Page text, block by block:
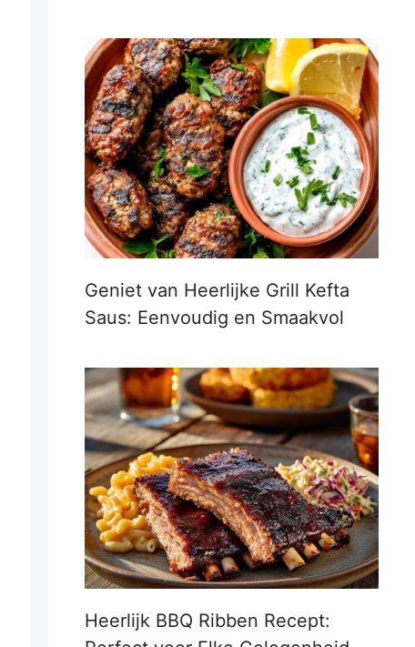
Geniet van Heerlijke Grill Kefta
Saus: Eenvoudig en Smaakvol
Heerlijk BBQ Ribben Recept: